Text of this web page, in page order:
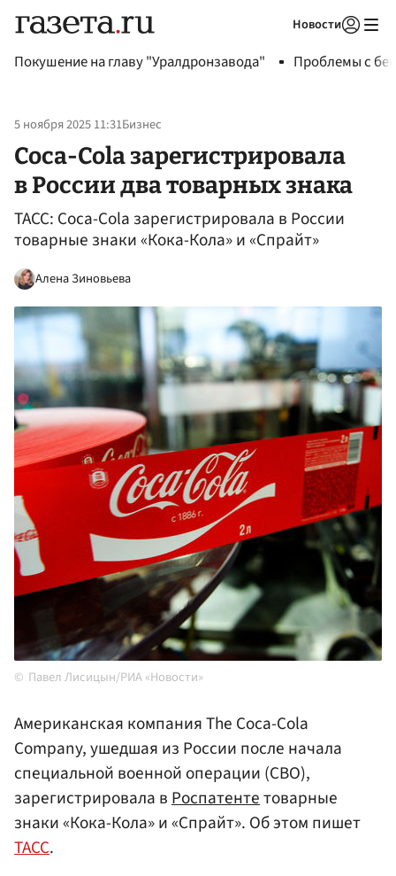
Новости
Покушение на главу "Уралдронзавода" Проблемы с
5 ноября 2025 11:31Бизнес
Coca-Cola зарегистрировала
в России два товарных знака
ТАСС: Coca-Cola зарегистрировала в России
товарные знаки «Кока-Кола» и «Спрайт»
Алена Зиновьева
Павел Лисицын/РИА «Новости»
Американская компания The Coca-Cola
Company, ушедшая из России после начала
специальной военной операции (СВО),
зарегистрировала вРоспатентетоварные
знаки «Кока-Кола» и «Спрайт». Об этом пишет
ТАСС.